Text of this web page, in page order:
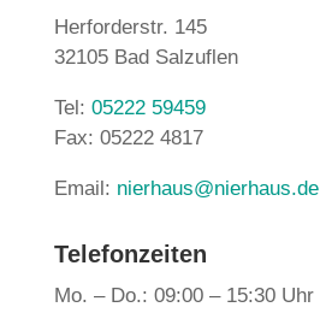
Herforderstr. 145
32105 Bad Salzuflen
Tel: 05222 59459
Fax: 05222 4817
Email: nierhaus@nierhaus.de
Telefonzeiten
Mo. – Do.: 09:00 – 15:30 Uhr